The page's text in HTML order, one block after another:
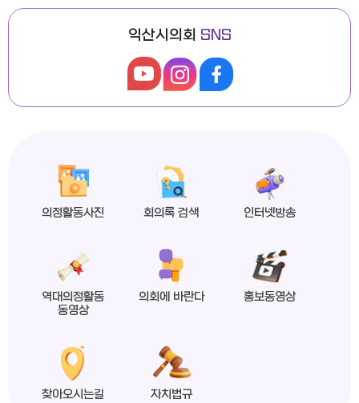
익산시의회, 제279회 임시회 폐회
익산시의회 상임위원회 ‘현장 속으로!’
익산시의회, 제279회 임시회 개회
익산시의회 SNS
의정활동사진 회의록 검색 인터넷방송
역대의정활동
동영상
의회에 바란다 홍보동영상
찾아오시는길 자치법규